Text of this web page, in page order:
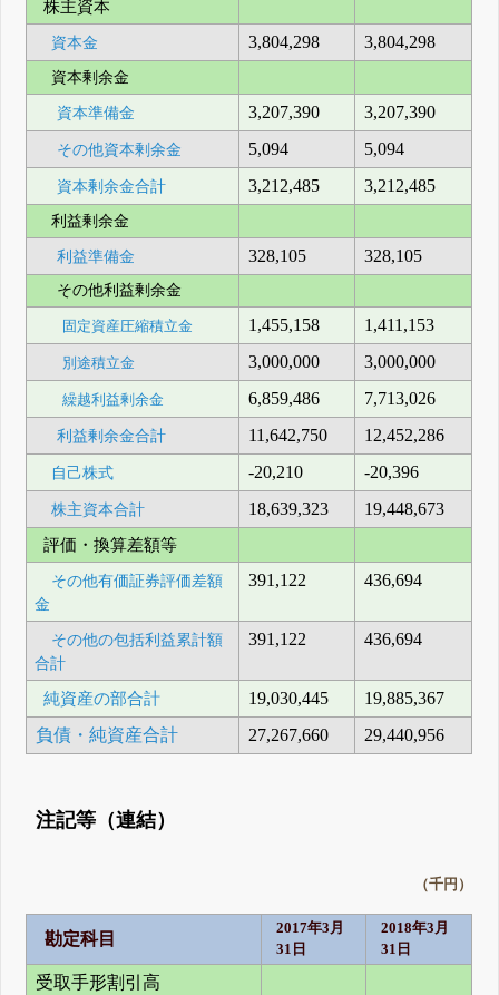
株主資本
資本金 3,804,298 3,804,298
資本剰余金
資本準備金 3,207,390 3,207,390
その他資本剰余金 5,094 5,094
資本剰余金合計 3,212,485 3,212,485
利益剰余金
利益準備金 328,105 328,105
その他利益剰余金
固定資産圧縮積立金 1,455,158 1,411,153
別途積立金 3,000,000 3,000,000
繰越利益剰余金 6,859,486 7,713,026
利益剰余金合計 11,642,750 12,452,286
自己株式 -20,210 -20,396
株主資本合計 18,639,323
19,448,673
評価・換算差額等
その他有価証券評価差額
金
391,122 436,694
その他の包括利益累計額
合計
391,122 436,694
純資産の部合計 19,030,445
19,885,367
負債・純資産合計
27,267,660 29,440,956
注記等（連結）
（千円）
勘定科目
2017年3月
31日
2018年3月
31日
受取手形割引高